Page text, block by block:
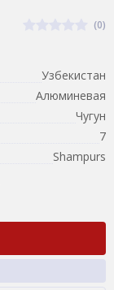
(0)
Узбекистан
Алюминевая
Чугун
7
Shampurs